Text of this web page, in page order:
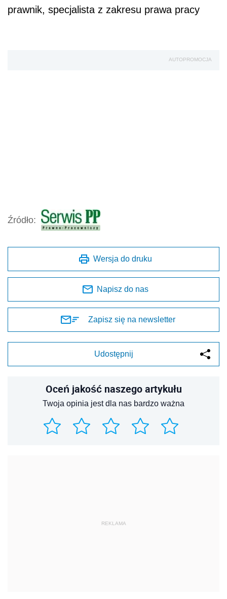
prawnik, specjalista z zakresu prawa pracy
AUTOPROMOCJA
Źródło:
Wersja do druku
Napisz do nas
Zapisz się na newsletter
Udostępnij
Oceń jakość naszego artykułu
Twoja opinia jest dla nas bardzo ważna
REKLAMA